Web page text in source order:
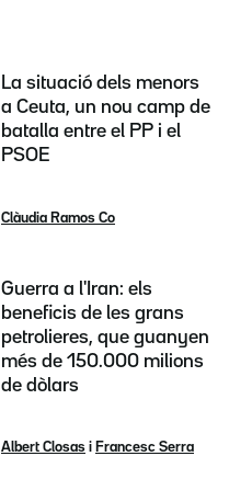
La situació dels menors
a Ceuta, un nou camp de
batalla entre el PP i el
PSOE
Clàudia Ramos Co
Guerra a l'Iran: els
beneficis de les grans
petrolieres, que guanyen
més de 150.000 milions
de dòlars
Albert Closas i Francesc Serra